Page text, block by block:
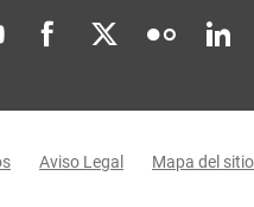
JCCM
Aviso Legal Mapa del sitio